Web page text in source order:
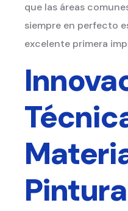
que las áreas
siempre en perfecto
excelente primera
Pintura